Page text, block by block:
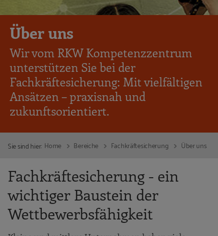
Über uns
Wir vom RKW Kompetenzzentrum
unterstützen Sie bei der
Fachkräftesicherung: Mit vielfältigen
Ansätzen – praxisnah und
zukunftsorientiert.
Sie sind hier: Home Bereiche Fachkräftesicherung Über uns
Fachkräftesicherung - ein
wichtiger Baustein der
Wettbewerbsfähigkeit